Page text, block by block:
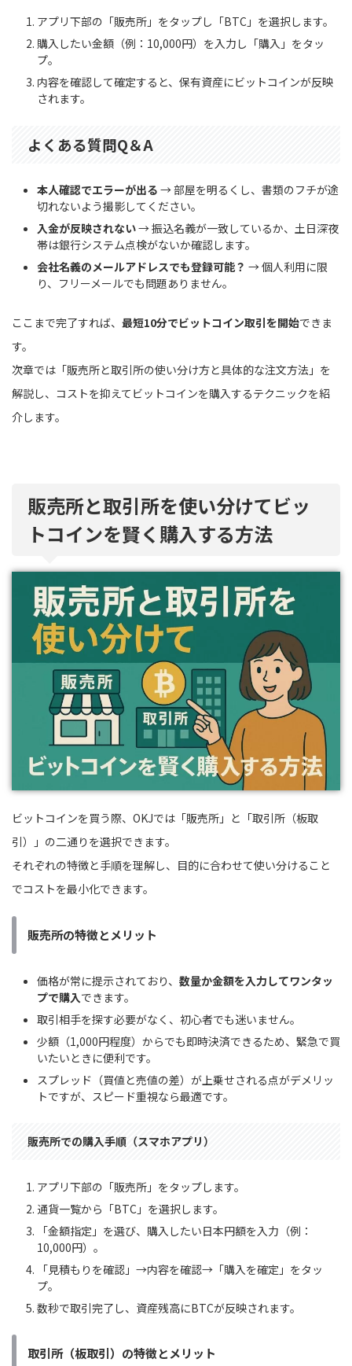
アプリ下部の「販売所」をタップし「BTC」を選択します。
購入したい金額（例：10,000円）を入力し「購入」をタッ
プ。
内容を確認して確定すると、保有資産にビットコインが反映
されます。
よくある質問Q＆A
本人確認でエラーが出る → 部屋を明るくし、書類のフチが途
切れないよう撮影してください。
入金が反映されない→ 振込名義が一致しているか、土日深夜
帯は銀行システム点検がないか確認します。
会社名義のメールアドレスでも登録可能？ → 個人利用に限
り、フリーメールでも問題ありません。
ここまで完了すれば、 最短10分でビットコイン取引を開始できま
す。
次章では「販売所と取引所の使い分け方と具体的な注文方法」を
解説し、コストを抑えてビットコインを購入するテクニックを紹
介します。
販売所と取引所を使い分けてビッ
トコインを賢く購入する方法
ビットコインを買う際、OKJでは「販売所」と「取引所（板取
引）」の二通りを選択できます。
それぞれの特徴と手順を理解し、目的に合わせて使い分けること
でコストを最小化できます。
販売所の特徴とメリット
価格が常に提示されており、 数量か金額を入力してワンタッ
プで購入できます。
取引相手を探す必要がなく、初心者でも迷いません。
少額（1,000円程度）からでも即時決済できるため、緊急で買
いたいときに便利です。
スプレッド（買値と売値の差）が上乗せされる点がデメリッ
トですが、スピード重視なら最適です。
販売所での購入手順（スマホアプリ）
アプリ下部の「販売所」をタップします。
通貨一覧から「BTC」を選択します。
「金額指定」を選び、購入したい日本円額を入力（例：
10,000円）。
「見積もりを確認」→内容を確認→「購入を確定」をタッ
プ。
数秒で取引完了し、資産残高にBTCが反映されます。
取引所（板取引）の特徴とメリット